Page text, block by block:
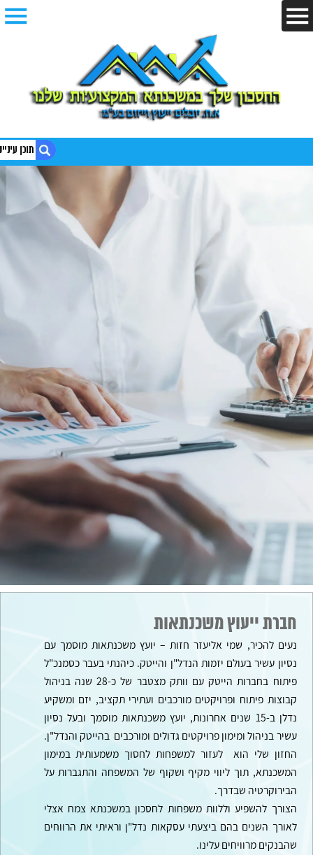
חברת ייעוץ משכנתאות
נעים להכיר, שמי אליעזר חזות – יועץ משכנתאות מוסמך עם
נסיון עשיר בעולם יזמות הנדל"ן והייטק. כיהנתי בעבר כסמנכ"ל
פיתוח בחברות הייטק עם וותק מצטבר של כ-28 שנה בניהול
קבוצות פיתוח ופרויקטים מורכבים ועתירי תקציב, יזם ומשקיע
נדלן ב-15 שנים אחרונות, יועץ משכנתאות מוסמך ובעל נסיון
עשיר בניהול ומימון פרויקטים גדולים ומורכבים בהייטק והנדל"ן.
החזון שלי הוא לעזור למשפחות לחסוך משמעותית במימון
המשכנתא, תוך ליווי מקיף ושקוף של המשפחה והתגברות על
הבירוקרטיה שבדרך.
הצורך להשפיע וללוות משפחות לחסכון במשכנתא צמח אצלי
לאורך השנים בהם ביצעתי עסקאות נדל"ן וראיתי את הרווחים
שהבנקים מרוויחים עלינו.